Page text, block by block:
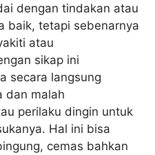
dengan tindakan atau
baik, tetapi sebenarnya
atau
sikap ini
secara langsung
dan malah
perilaku dingin untuk
Hal ini bisa
cemas bahkan